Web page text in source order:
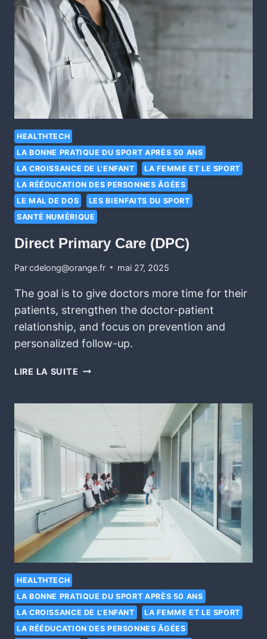
HEALTHTECH
LA BONNE PRATIQUE DU SPORT APRÈS 50 ANS
LA CROISSANCE DE L'ENFANT
LA FEMME ET LE SPORT
LA RÉÉDUCATION DES PERSONNES ÂGÉES
LE MAL DE DOS
LES BIENFAITS DU SPORT
SANTÉ NUMÉRIQUE
Direct Primary Care (DPC)
Parcdelong@orange.fr mai 27, 2025
The goal is to give doctors more time for their
patients, strengthen the doctor-patient
relationship, and focus on prevention and
personalized follow-up.
LIRE LA SUITE
HEALTHTECH
LA BONNE PRATIQUE DU SPORT APRÈS 50 ANS
LA CROISSANCE DE L'ENFANT
LA FEMME ET LE SPORT
LA RÉÉDUCATION DES PERSONNES ÂGÉES